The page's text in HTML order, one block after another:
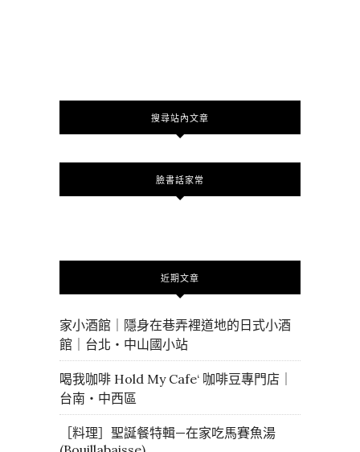
搜尋站內文章
臉書話家常
近期文章
家小酒館｜隱身在巷弄裡道地的日式小酒
館｜台北・中山國小站
喝我咖啡 Hold My Cafe‘ 咖啡豆專門店｜
台南・中西區
［料理］聖誕餐特輯—在家吃馬賽魚湯